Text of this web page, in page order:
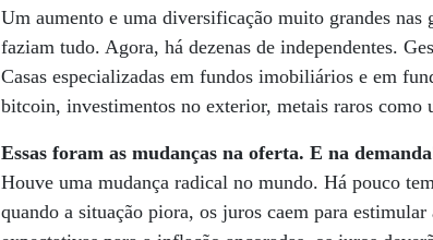
Um aumento e uma diversificação muito grandes nas
faziam tudo. Agora, há dezenas de independentes.
Casas especializadas em fundos imobiliários e em
bitcoin, investimentos no exterior, metais raros como
Essas foram as mudanças na oferta. E na
Houve uma mudança radical no mundo. Há pouco
quando a situação piora, os juros caem para